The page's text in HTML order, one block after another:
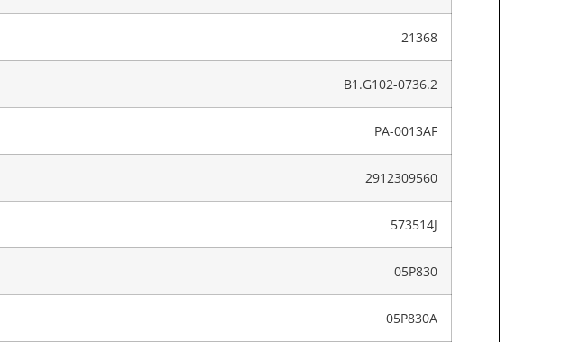
21368
B1.G102-0736.2
PA-0013AF
2912309560
573514J
05P830
05P830A